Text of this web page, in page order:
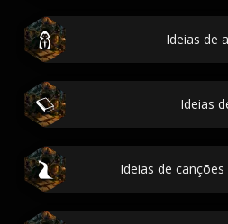
Ideias de
Ideias
Ideias de